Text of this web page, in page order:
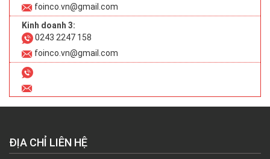
foinco.vn@gmail.com
Kinh doanh 3:
0243 2247 158
foinco.vn@gmail.com
ĐỊA CHỈ LIÊN HỆ